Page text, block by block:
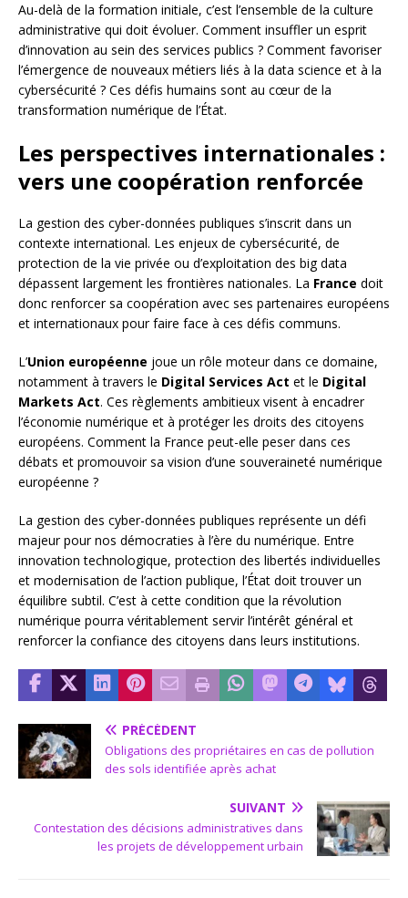
Au-delà de la formation initiale, c’est l’ensemble de la culture
administrative qui doit évoluer. Comment insuffler un esprit
d’innovation au sein des services publics ? Comment favoriser
l’émergence de nouveaux métiers liés à la data science et à la
cybersécurité ? Ces défis humains sont au cœur de la
transformation numérique de l’État.
Les perspectives internationales :
vers une coopération renforcée
La gestion des cyber-données publiques s’inscrit dans un
contexte international. Les enjeux de cybersécurité, de
protection de la vie privée ou d’exploitation des big data
dépassent largement les frontières nationales. La France doit
donc renforcer sa coopération avec ses partenaires européens
et internationaux pour faire face à ces défis communs.
L’Union européenne joue un rôle moteur dans ce domaine,
notamment à travers le Digital Services Act et le Digital
Markets Act. Ces règlements ambitieux visent à encadrer
l’économie numérique et à protéger les droits des citoyens
européens. Comment la France peut-elle peser dans ces
débats et promouvoir sa vision d’une souveraineté numérique
européenne ?
La gestion des cyber-données publiques représente un défi
majeur pour nos démocraties à l’ère du numérique. Entre
innovation technologique, protection des libertés individuelles
et modernisation de l’action publique, l’État doit trouver un
équilibre subtil. C’est à cette condition que la révolution
numérique pourra véritablement servir l’intérêt général et
renforcer la confiance des citoyens dans leurs institutions.
PRÉCÉDENT
Obligations des propriétaires en cas de pollution
des sols identifiée après achat
SUIVANT
Contestation des décisions administratives dans
les projets de développement urbain